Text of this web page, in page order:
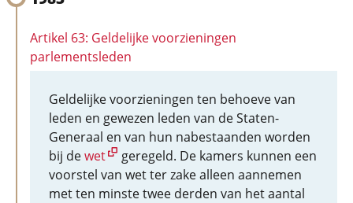
Artikel 63: Geldelijke voorzieningen
parlementsleden
Geldelijke voorzieningen ten behoeve van
leden en gewezen leden van de Staten-
Generaal en van hun nabestaanden worden
bij dewet
geregeld. De kamers kunnen een
voorstel van wet ter zake alleen aannemen
met ten minste twee derden van het aantal